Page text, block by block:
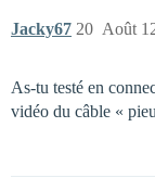
Jacky67 Août
20
As-tu testé en
vidéo du câble «